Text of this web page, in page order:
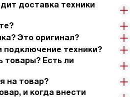
доставка техники
Это оригинал?
подключение техники?
товары? Есть ли
на товар?
и когда внести